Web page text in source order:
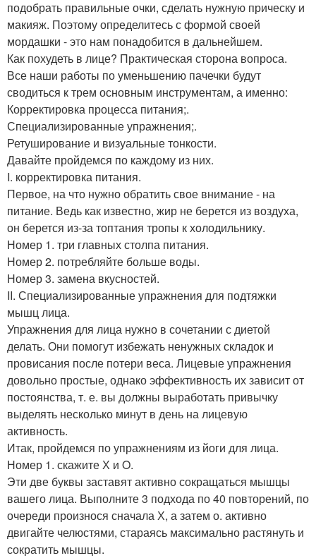
подобрать правильные очки, сделать нужную прическу и
макияж. Поэтому определитесь с формой своей
мордашки - это нам понадобится в дальнейшем.
Как похудеть в лице? Практическая сторона вопроса.
Все наши работы по уменьшению пачечки будут
сводиться к трем основным инструментам, а именно:
Корректировка процесса питания;.
Специализированные упражнения;.
Ретуширование и визуальные тонкости.
Давайте пройдемся по каждому из них.
I. корректировка питания.
Первое, на что нужно обратить свое внимание - на
питание. Ведь как известно, жир не берется из воздуха,
он берется из-за топтания тропы к холодильнику.
Номер 1. три главных столпа питания.
Номер 2. потребляйте больше воды.
Номер 3. замена вкусностей.
II. Специализированные упражнения для подтяжки
мышц лица.
Упражнения для лица нужно в сочетании с диетой
делать. Они помогут избежать ненужных складок и
провисания после потери веса. Лицевые упражнения
довольно простые, однако эффективность их зависит от
постоянства, т. е. вы должны выработать привычку
выделять несколько минут в день на лицевую
активность.
Итак, пройдемся по упражнениям из йоги для лица.
Номер 1. скажите Х и O.
Эти две буквы заставят активно сокращаться мышцы
вашего лица. Выполните 3 подхода по 40 повторений, по
очереди произнося сначала Х, а затем о. активно
двигайте челюстями, стараясь максимально растянуть и
сократить мышцы.